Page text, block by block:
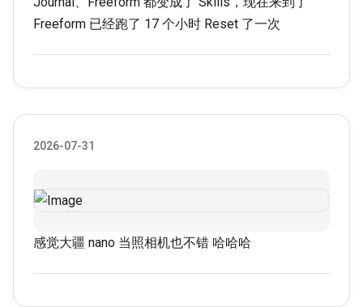
Freeform 已经跑了 17 个小时 Reset 了一次
2026-07-31
感觉大疆 nano 当照相机也不错 哈哈哈